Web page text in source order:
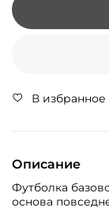
В избранное
Описание
Футболка
основа